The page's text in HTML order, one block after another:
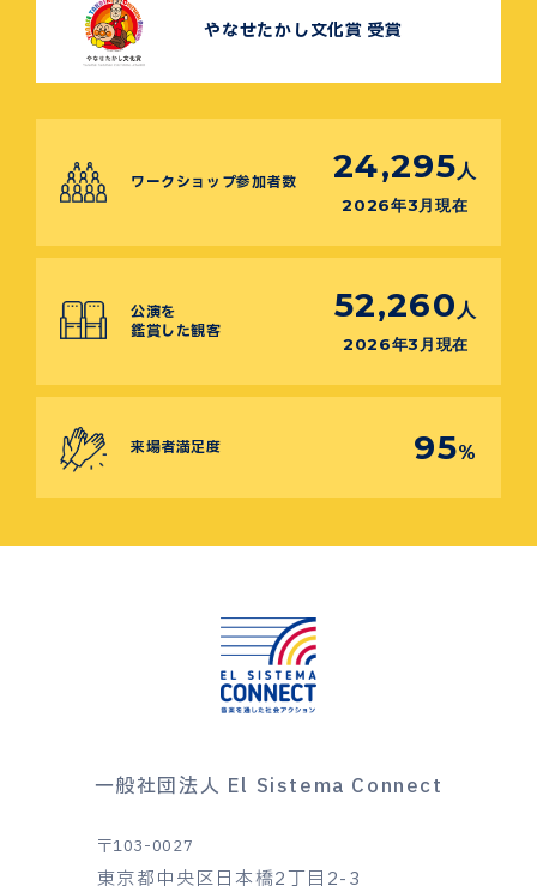
やなせたかし文化賞 受賞
ワークショップ参加者数 24,295 人
2026年3月現在
公演を
鑑賞した観客
52,260 人
2026年3月現在
来場者満足度 95%
一般社団法人 El Sistema Connect
〒103-0027
東京都中央区日本橋2丁目2-3